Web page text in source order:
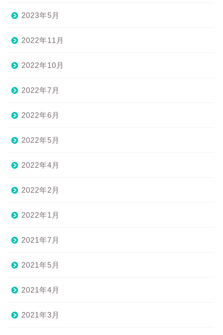
2023年5月
2022年11月
2022年10月
2022年7月
2022年6月
2022年5月
2022年4月
2022年2月
2022年1月
2021年7月
2021年5月
2021年4月
2021年3月